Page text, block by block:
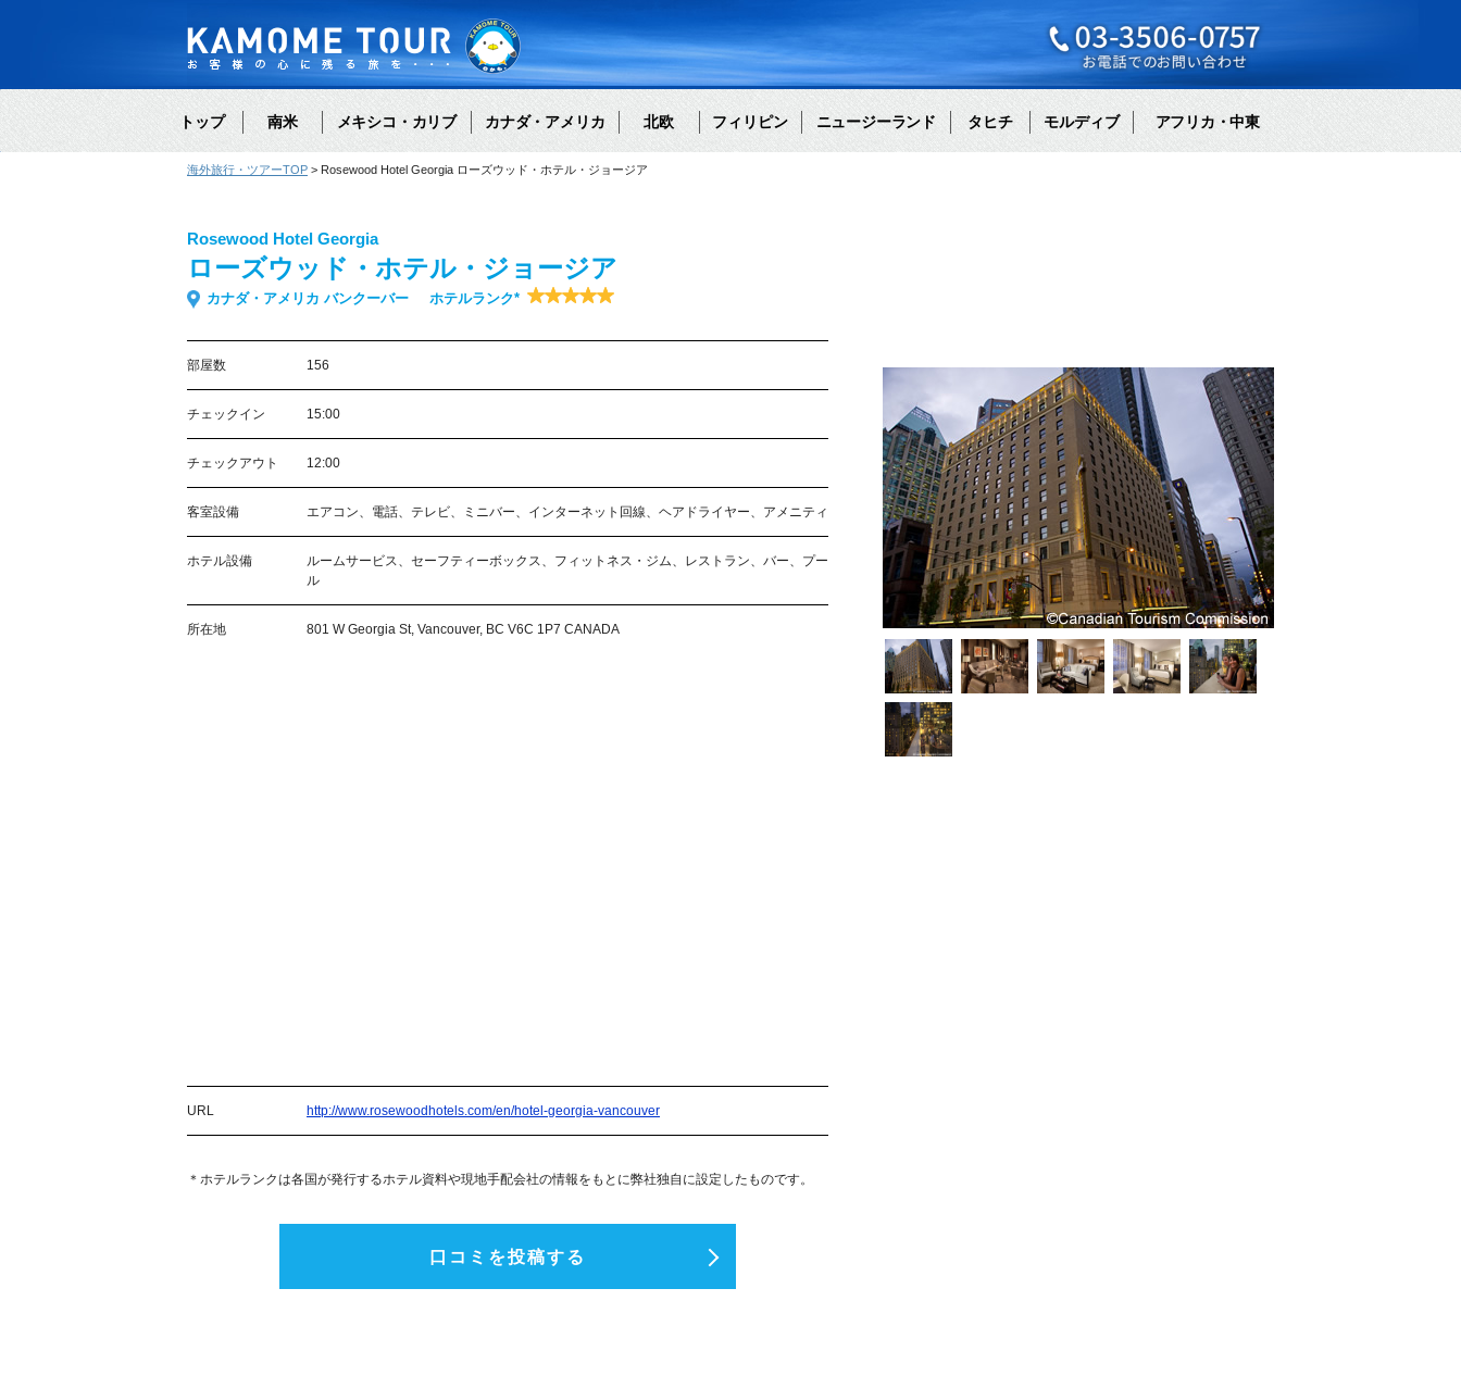
トップ 南米 メキシコ・カリブ カナダ・アメリカ 北欧 フィリピン ニュージーランド タヒチ モルディブ アフリカ・中東
海外旅行・ツアーTOP Rosewood Hotel Georgia ローズウッド・ホテル・ジョージア
Rosewood Hotel Georgia
ローズウッド・ホテル・ジョージア
カナダ・アメリカ バンクーバー ホテルランク*
部屋数 156
チェックイン 15:00
チェックアウト 12:00
客室設備 エアコン、電話、テレビ、ミニバー、インターネット回線、ヘアドライヤー、アメニティ
ホテル設備
ルームサービス、セーフティーボックス、フィットネス・ジム、レストラン、バー、プー
ル
所在地 801 W Georgia St, Vancouver, BC V6C 1P7 CANADA
URL http://www.rosewoodhotels.com/en/hotel-georgia-vancouver
＊ホテルランクは各国が発行するホテル資料や現地手配会社の情報をもとに弊社独自に設定したものです。
口コミを投稿する